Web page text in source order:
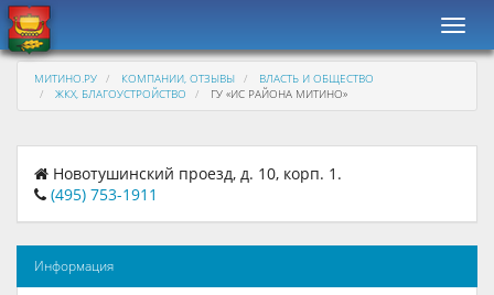
МИТИНО.РУ КОМПАНИИ, ОТЗЫВЫ
ВЛАСТЬ И ОБЩЕСТВО
ЖКХ, БЛАГОУСТРОЙСТВО
ГУ «ИС РАЙОНА МИТИНО»
Новотушинский проезд, д. 10, корп. 1.
(495) 753-1911
Информация